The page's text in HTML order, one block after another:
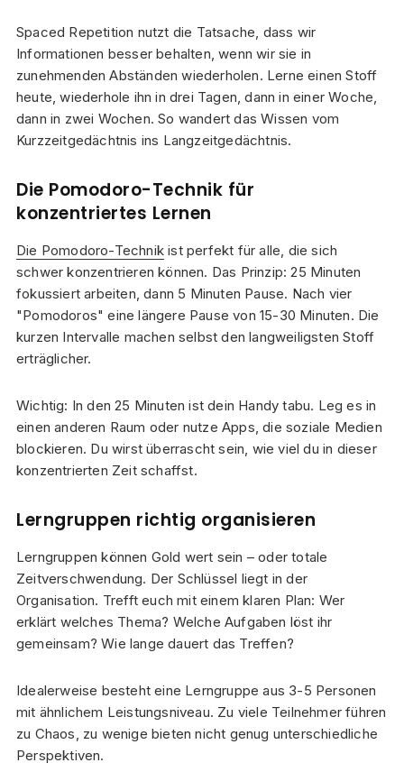
Spaced Repetition nutzt die Tatsache, dass wir
Informationen besser behalten, wenn wir sie in
zunehmenden Abständen wiederholen. Lerne einen Stoff
heute, wiederhole ihn in drei Tagen, dann in einer Woche,
dann in zwei Wochen. So wandert das Wissen vom
Kurzzeitgedächtnis ins Langzeitgedächtnis.
Die Pomodoro-Technik für
konzentriertes Lernen
Die Pomodoro-Technik ist perfekt für alle, die sich
schwer konzentrieren können. Das Prinzip: 25 Minuten
fokussiert arbeiten, dann 5 Minuten Pause. Nach vier
"Pomodoros" eine längere Pause von 15-30 Minuten. Die
kurzen Intervalle machen selbst den langweiligsten Stoff
erträglicher.
Wichtig: In den 25 Minuten ist dein Handy tabu. Leg es in
einen anderen Raum oder nutze Apps, die soziale Medien
blockieren. Du wirst überrascht sein, wie viel du in dieser
konzentrierten Zeit schaffst.
Lerngruppen richtig organisieren
Lerngruppen können Gold wert sein – oder totale
Zeitverschwendung. Der Schlüssel liegt in der
Organisation. Trefft euch mit einem klaren Plan: Wer
erklärt welches Thema? Welche Aufgaben löst ihr
gemeinsam? Wie lange dauert das Treffen?
Idealerweise besteht eine Lerngruppe aus 3-5 Personen
mit ähnlichem Leistungsniveau. Zu viele Teilnehmer führen
zu Chaos, zu wenige bieten nicht genug unterschiedliche
Perspektiven.